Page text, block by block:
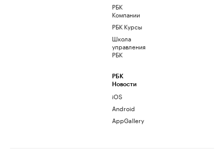
РБК
Компании
РБК Курсы
Школа
управления
РБК
РБК
Новости
iOS
Android
AppGallery